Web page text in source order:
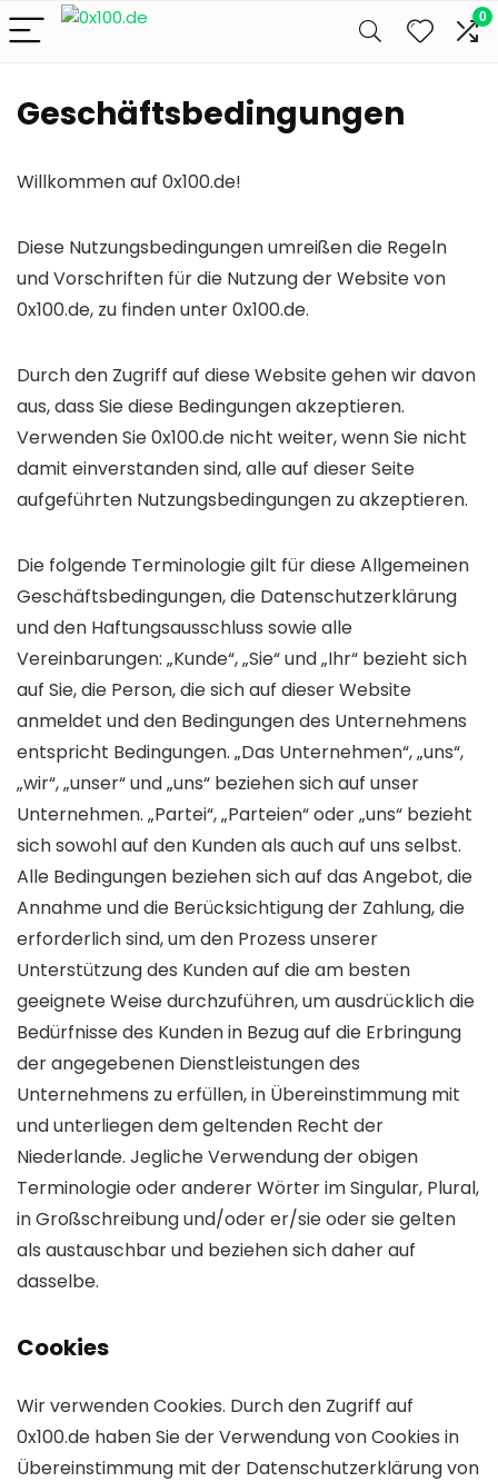
0
Geschäftsbedingungen
Willkommen auf 0x100.de!
Diese Nutzungsbedingungen umreißen die Regeln
und Vorschriften für die Nutzung der Website von
0x100.de, zu finden unter 0x100.de.
Durch den Zugriff auf diese Website gehen wir davon
aus, dass Sie diese Bedingungen akzeptieren.
Verwenden Sie 0x100.de nicht weiter, wenn Sie nicht
damit einverstanden sind, alle auf dieser Seite
aufgeführten Nutzungsbedingungen zu akzeptieren.
Die folgende Terminologie gilt für diese Allgemeinen
Geschäftsbedingungen, die Datenschutzerklärung
und den Haftungsausschluss sowie alle
Vereinbarungen: „Kunde“, „Sie“ und „Ihr“ bezieht sich
auf Sie, die Person, die sich auf dieser Website
anmeldet und den Bedingungen des Unternehmens
entspricht Bedingungen. „Das Unternehmen“, „uns“,
„wir“, „unser“ und „uns“ beziehen sich auf unser
Unternehmen. „Partei“, „Parteien“ oder „uns“ bezieht
sich sowohl auf den Kunden als auch auf uns selbst.
Alle Bedingungen beziehen sich auf das Angebot, die
Annahme und die Berücksichtigung der Zahlung, die
erforderlich sind, um den Prozess unserer
Unterstützung des Kunden auf die am besten
geeignete Weise durchzuführen, um ausdrücklich die
Bedürfnisse des Kunden in Bezug auf die Erbringung
der angegebenen Dienstleistungen des
Unternehmens zu erfüllen, in Übereinstimmung mit
und unterliegen dem geltenden Recht der
Niederlande. Jegliche Verwendung der obigen
Terminologie oder anderer Wörter im Singular, Plural,
in Großschreibung und/oder er/sie oder sie gelten
als austauschbar und beziehen sich daher auf
dasselbe.
Cookies
Wir verwenden Cookies. Durch den Zugriff auf
0x100.de haben Sie der Verwendung von Cookies in
Übereinstimmung mit der Datenschutzerklärung von